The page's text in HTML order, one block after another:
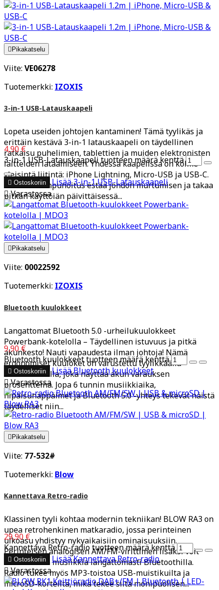
 Pikakatselu
Viite: VE06278
Tuotemerkki: IZOXIS
3-in-1 USB-Latauskaapeli
Lopeta useiden johtojen kantaminen! Tämä tyylikäs ja
erittäin kestävä 3-in-1 latauskaapeli on täydellinen
ratkaisu puhelimien, tablettien ja muiden elektronisten
laitteiden lataamiseen. Yhdessä kaapelissa on kolme
yleisintä liitintä: iPhone Lightning, Micro-USB ja USB-C.
Vahva nailonpunoitus estää johdon murtumisen ja takaa
pitkän käyttöiän päivittäisessä...
4,90 €
3-in-1 USB-Latauskaapeli tuotteen määrä kenttä
 Ostoskoriin Lisää3-in-1 USB-Latauskaapeli
Varastossa
 Pikakatselu
Viite: 00022592
Tuotemerkki: IZOXIS
Bluetooth kuulokkeet
Langattomat Bluetooth 5.0 -urheilukuulokkeet
Powerbank-kotelolla – Täydellinen istuvuus ja pitkä
akunkesto! Nauti vapaudesta ilman johtoja! Nämä
ergonomiset kuuloket on varustettu tyylikkäällä
latauskotelolla, joka näyttää akun varauksen
prosentteina. Jopa 6 tunnin musiikkiaika,
hipaisunäppäimet ja Bluetooth 5.0 -yhteys tekevät näistä
täydelliset niin...
9,90 €
Bluetooth kuulokkeet tuotteen määrä kenttä
 Ostoskoriin LisääBluetooth kuulokkeet
Varastossa
Pikakatselu
Viite: 77-532#
Tuotemerkki: Blow
Kannettava Retro-radio
Klassinen tyyli kohtaa modernin tekniikan! BLOW RA3 on
upea retrohenkinen matkaradio, jossa perinteinen
ulkoasu yhdistyy nykyaikaisiin ominaisuuksiin.
Perinteisen analogisen AM/FM-virittimen lisäksi voit
suoratoistaa musiikkia langattomasti Bluetoothilla.
Radio tukee myös MP3-toistoa USB-muistikuilta ja
microSD-korteilta, mikä tekee siitä monipuolisen...
29,90 €
Kannettava Retro-radio tuotteen määrä kenttä
 Ostoskoriin LisääKannettava Retro-radio
Varastossa